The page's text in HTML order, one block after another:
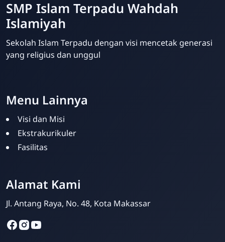
SMP Islam Terpadu Wahdah
Islamiyah
Sekolah Islam Terpadu dengan visi mencetak generasi
yang religius dan unggul
Menu Lainnya
Visi dan Misi
Ekstrakurikuler
Fasilitas
Alamat Kami
Jl. Antang Raya, No. 48, Kota Makassar